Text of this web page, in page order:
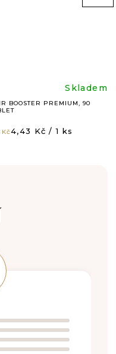
BOOSTER PREMIUM, 90
Skladem
KčMěrná
4,43 Kč / 1 ks